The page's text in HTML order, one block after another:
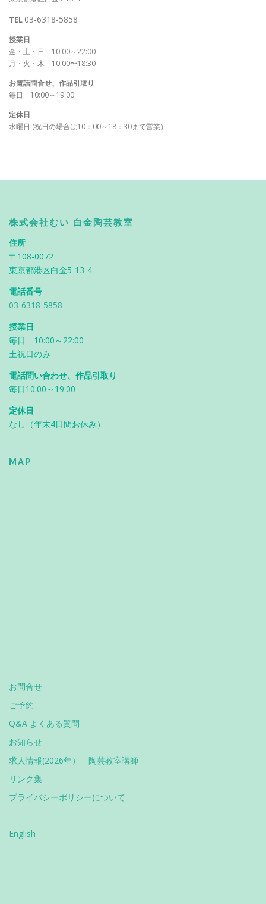
TEL 03-6318-5858
授業日
金・土・日 10:00～22:00
月・火・木 10:00〜18:30
お電話問合せ、作品引取り
毎日 10:00～19:00
定休日
水曜日 (祝日の場合は10：00～18：30まで営業）
株式会社むい 白金陶芸教室
住所
〒108-0072
東京都港区白金5-13-4
電話番号
03-6318-5858
授業日
毎日 10:00～22:00
土祝日のみ
電話問い合わせ、作品引取り
毎日10:00～19:00
定休日
なし（年末4日間お休み）
MAP
お問合せ
ご予約
Q&A よくある質問
お知らせ
求人情報(2026年） 陶芸教室講師
リンク集
プライバシーポリシーについて
English